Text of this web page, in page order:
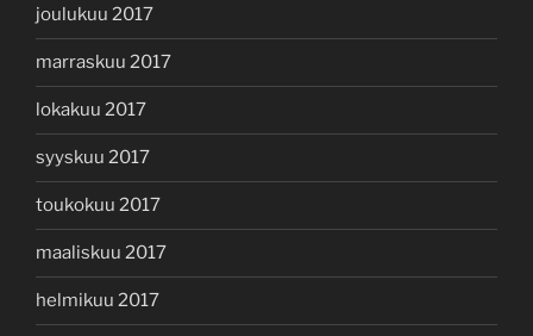
joulukuu 2017
marraskuu 2017
lokakuu 2017
syyskuu 2017
toukokuu 2017
maaliskuu 2017
helmikuu 2017